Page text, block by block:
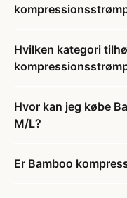
Hvilken kategori
Hvor kan jeg købe
M/L?
Er Bamboo